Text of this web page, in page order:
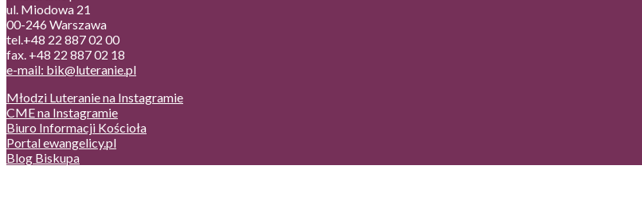
ul. Miodowa 21
00-246 Warszawa
tel.+48 22 887 02 00
fax. +48 22 887 02 18
e-mail: bik@luteranie.pl
Młodzi Luteranie na Instagramie
CME na Instagramie
Biuro Informacji Kościoła
Portal ewangelicy.pl
Blog Biskupa